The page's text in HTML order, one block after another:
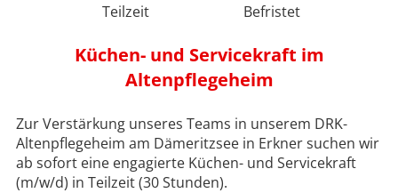
Teilzeit Befristet
Küchen- und Servicekraft im
Altenpflegeheim
Zur Verstärkung unseres Teams in unserem DRK-
Altenpflegeheim am Dämeritzsee in Erkner suchen wir
ab sofort eine engagierte Küchen- und Servicekraft
(m/w/d) in Teilzeit (30 Stunden).